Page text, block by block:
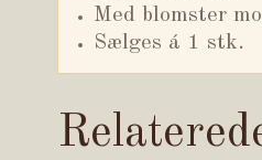
Med blomster
Sælges á 1 stk.